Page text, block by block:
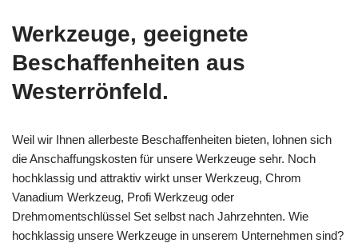
Werkzeuge, geeignete
Beschaffenheiten aus
Westerrönfeld.
Weil wir Ihnen allerbeste Beschaffenheiten bieten, lohnen sich
die Anschaffungskosten für unsere Werkzeuge sehr. Noch
hochklassig und attraktiv wirkt unser Werkzeug, Chrom
Vanadium Werkzeug, Profi Werkzeug oder
Drehmomentschlüssel Set selbst nach Jahrzehnten. Wie
hochklassig unsere Werkzeuge in unserem Unternehmen sind?